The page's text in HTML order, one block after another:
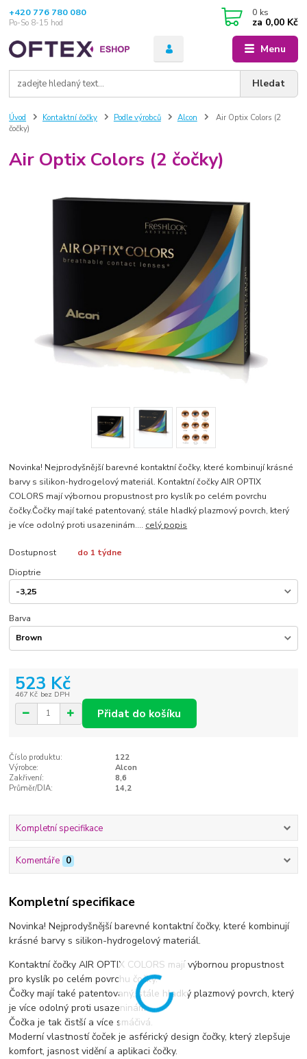
Menu
Hledat
+420 776 780 080
Po-So 8-15 hod
0 ks
za 0,00 Kč
Úvod Kontaktní čočky Podle výrobců Alcon
Air Optix Colors (2
čočky)
Air Optix Colors (2 čočky)
Novinka! Nejprodyšnější barevné kontaktní čočky, které kombinují krásné
barvy s silikon-hydrogelový materiál. Kontaktní čočky AIR OPTIX
COLORS mají výbornou propustnost pro kyslík po celém povrchu
čočky.Čočky mají také patentovaný, stále hladký plazmový povrch, který
je více odolný proti usazeninám.... celý popis
Dostupnost
do 1 týdne
Dioptrie
Barva
523 Kč
467 Kč bez DPH
Přidat do košíku
Číslo produktu:
122
Výrobce:
Alcon
Zakřivení:
8,6
Průměr/DIA:
14,2
Kompletní specifikace
Komentáře 0
Kompletní specifikace
Novinka! Nejprodyšnější barevné kontaktní čočky, které kombinují
krásné barvy s silikon-hydrogelový materiál.
Kontaktní čočky AIR OPTIX COLORS mají výbornou propustnost
pro kyslík po celém povrchu čočky.
Čočky mají také patentovaný, stále hladký plazmový povrch, který
je více odolný proti usazeninám.
Čočka je tak čistší a více smáčivá.
Moderní vlastností čoček je asférický design čočky, který zlepšuje
komfort, jasnost vidění a aplikaci čočky.